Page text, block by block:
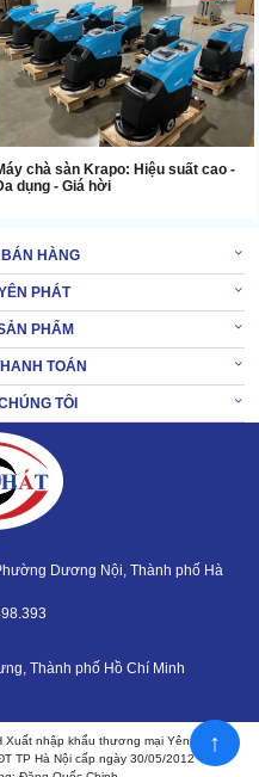
chà sàn Krapo: Hiệu suất cao -
dụng - Giá hời
HÀNG
PHÁT
PHẨM
TOÁN
TÔI
Dương Nội, Thành phố Hà
Thành phố Hồ Chí Minh
Xuất nhập khẩu thương mại Yên Phát
TP Hà Nội cấp ngày 30/05/2012
↑